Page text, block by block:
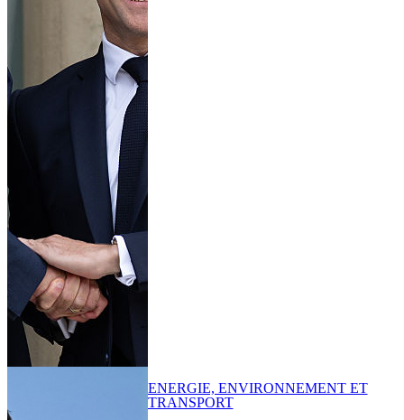
ENERGIE, ENVIRONNEMENT ET
TRANSPORT